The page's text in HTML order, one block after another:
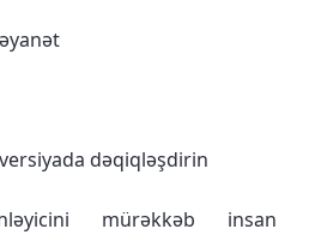
dəqiqləşdirin
mürəkkəb insan